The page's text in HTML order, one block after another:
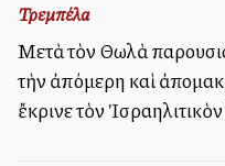
Τρεμπέλα
Μετὰ τὸν Θωλὰ
τὴν ἀπόμερη καὶ
ἔκρινε τὸν